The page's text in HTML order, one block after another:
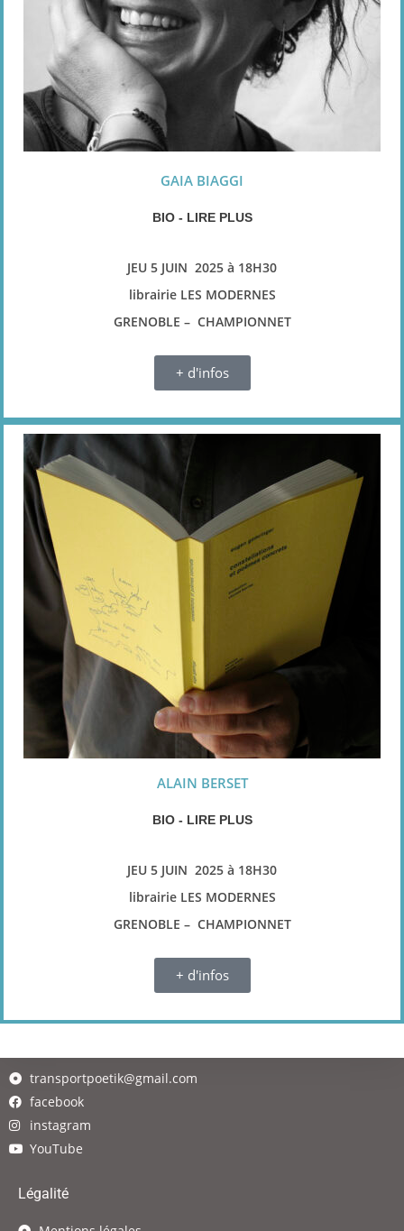
GAIA BIAGGI
BIO - LIRE PLUS
JEU 5 JUIN 2025 à 18H30
librairie LES MODERNES
GRENOBLE – CHAMPIONNET
+ d'infos
ALAIN BERSET
BIO - LIRE PLUS
JEU 5 JUIN 2025 à 18H30
librairie LES MODERNES
GRENOBLE – CHAMPIONNET
+ d'infos
transportpoetik@gmail.com
facebook
instagram
YouTube
Légalité